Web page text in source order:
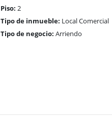
Piso: 2
Tipo de inmueble: Local Comercial
Tipo de negocio: Arriendo